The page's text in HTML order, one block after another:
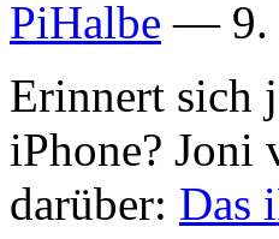
PiHalbe —
Erinnert sich
iPhone? Joni
darüber: Das